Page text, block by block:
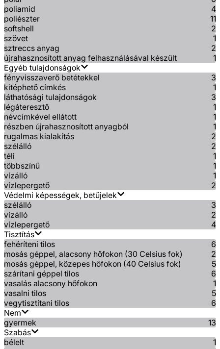
poliamid
4
poliészter
11
softshell
2
szövet
1
sztreccs anyag
2
újrahasznosított anyag felhasználásával készült
1
Egyéb tulajdonságok
fényvisszaverő betétekkel
3
kitéphető címkés
1
láthatósági tulajdonságok
3
légáteresztő
1
névcímkével ellátott
1
részben újrahasznosított anyagból
1
rugalmas kialakítás
2
szélálló
2
téli
1
többszínű
1
vízálló
1
vízlepergető
2
Védelmi képességek, betűjelek
szélálló
3
vízálló
2
vízlepergető
4
Tisztítás
fehéríteni tilos
6
mosás géppel, alacsony hőfokon (30 Celsius fok)
2
mosás géppel, közepes hőfokon (40 Celsius fok)
5
szárítani géppel tilos
6
vasalás alacsony hőfokon
1
vasalni tilos
5
vegytisztítani tilos
6
Nem
gyermek
13
Szabás
bélelt
1